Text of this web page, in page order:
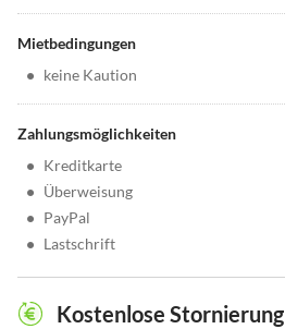
Mietbedingungen
• keine Kaution
Zahlungsmöglichkeiten
• Kreditkarte
• Überweisung
• PayPal
• Lastschrift
Kostenlose Stornierung